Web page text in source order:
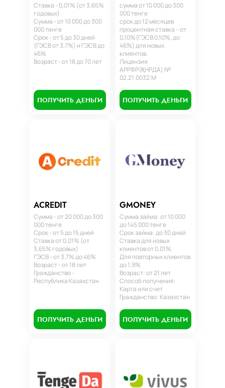
Ставка - 0,01% (от 3,65%
годовых)
Сумма - от 10 000 до 300
000 тенге
Срок - от 5 до 30 дней
(ГЭСВ от 3,7%) и ГЭСВ до
46%
Возраст - от 18 до 70 лет
ПОЛУЧИТЬ ДЕНЬГИ
сумма от 10 000 до 300
000 тенге
срок до 12 месяцев
процентная ставка – от
0,10%(ГЭСВ 0,10%, до
46%) для новых
клиентов.
Лицензия
АРРФР(ҚНРДА) №
02.21.0032.М
ПОЛУЧИТЬ ДЕНЬГИ
ACREDIT
Сумма - от 20 000 до 300
000 тенге
Срок - от 5 до 15 дней
Ставка от 0,01% (от
3,65% годовых)
ГЭСВ - от 3,7% до 46%
Возраст - от 18 лет
Гражданство -
Республика Казахстан
ПОЛУЧИТЬ ДЕНЬГИ
GMONEY
Сумма займа: от 10 000
до 145 000 тенге
Срок займа: до 30 дней
Ставка для новых
клиентов от 0,01%.
Для повторных клиентов
до 1,9%
Возраст: от 21 лет
Способ получения:
Карта или счет
Гражданство: Казахстан
ПОЛУЧИТЬ ДЕНЬГИ